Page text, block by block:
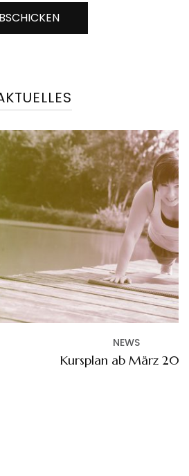
ab März 2025